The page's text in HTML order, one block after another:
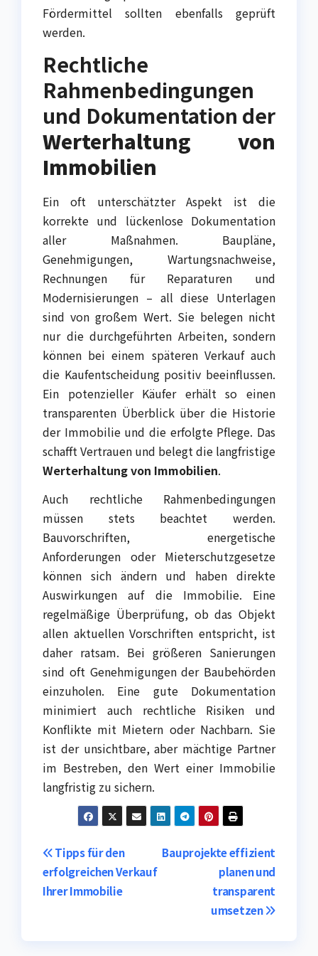
Fördermittel sollten ebenfalls geprüft
werden.
Rechtliche
Rahmenbedingungen
und Dokumentation der
Werterhaltung von
Immobilien
Ein oft unterschätzter Aspekt ist die
korrekte und lückenlose Dokumentation
aller Maßnahmen. Baupläne,
Genehmigungen, Wartungsnachweise,
Rechnungen für Reparaturen und
Modernisierungen – all diese Unterlagen
sind von großem Wert. Sie belegen nicht
nur die durchgeführten Arbeiten, sondern
können bei einem späteren Verkauf auch
die Kaufentscheidung positiv beeinflussen.
Ein potenzieller Käufer erhält so einen
transparenten Überblick über die Historie
der Immobilie und die erfolgte Pflege. Das
schafft Vertrauen und belegt die langfristige
Werterhaltung von Immobilien.
Auch rechtliche Rahmenbedingungen
müssen stets beachtet werden.
Bauvorschriften, energetische
Anforderungen oder Mieterschutzgesetze
können sich ändern und haben direkte
Auswirkungen auf die Immobilie. Eine
regelmäßige Überprüfung, ob das Objekt
allen aktuellen Vorschriften entspricht, ist
daher ratsam. Bei größeren Sanierungen
sind oft Genehmigungen der Baubehörden
einzuholen. Eine gute Dokumentation
minimiert auch rechtliche Risiken und
Konflikte mit Mietern oder Nachbarn. Sie
ist der unsichtbare, aber mächtige Partner
im Bestreben, den Wert einer Immobilie
langfristig zu sichern.
Post
navigation
Bauprojekte effizient
planen und
transparent
umsetzen
Tipps für den
erfolgreichen Verkauf
Ihrer Immobilie